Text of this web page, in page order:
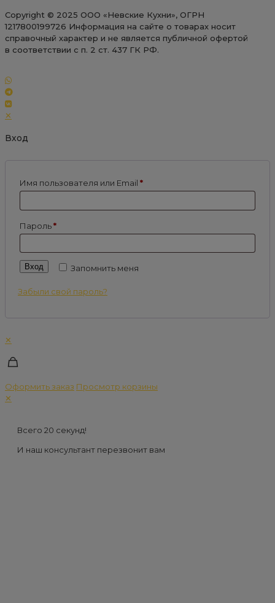
Copyright © 2025 ООО «Невские Кухни», ОГРН
1217800199726 Информация на сайте о товарах носит
справочный характер и не является публичной офертой
в соответствии с п. 2 ст. 437 ГК РФ.
✕
Вход
Имя пользователя или Email *
Пароль*
Запомнить меня
Вход
Забыли свой пароль?
✕
Оформить заказ Просмотр корзины
✕
Всего 20 секунд!
И наш консультант перезвонит вам